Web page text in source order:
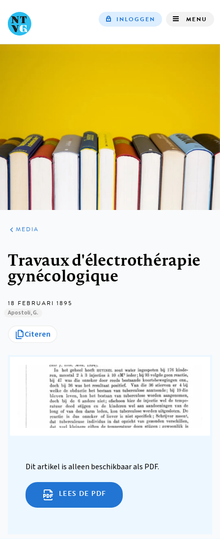
INLOGGEN MENU
ARTIKELEN
VARIA
MEDIA
Travaux d'électrothérapie
gynécologique
18 FEBRUARI 1895
Apostoli, G.
Citeren
Dit artikel is alleen beschikbaar als PDF.
LEES DE PDF